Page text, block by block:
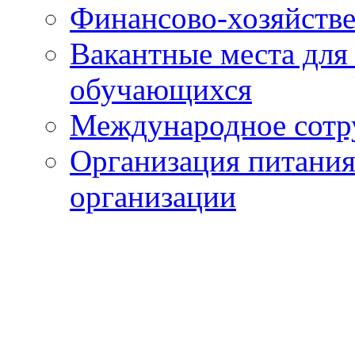
Финансово-
Вакантные места
обучающихся
Международное
Организация
организации